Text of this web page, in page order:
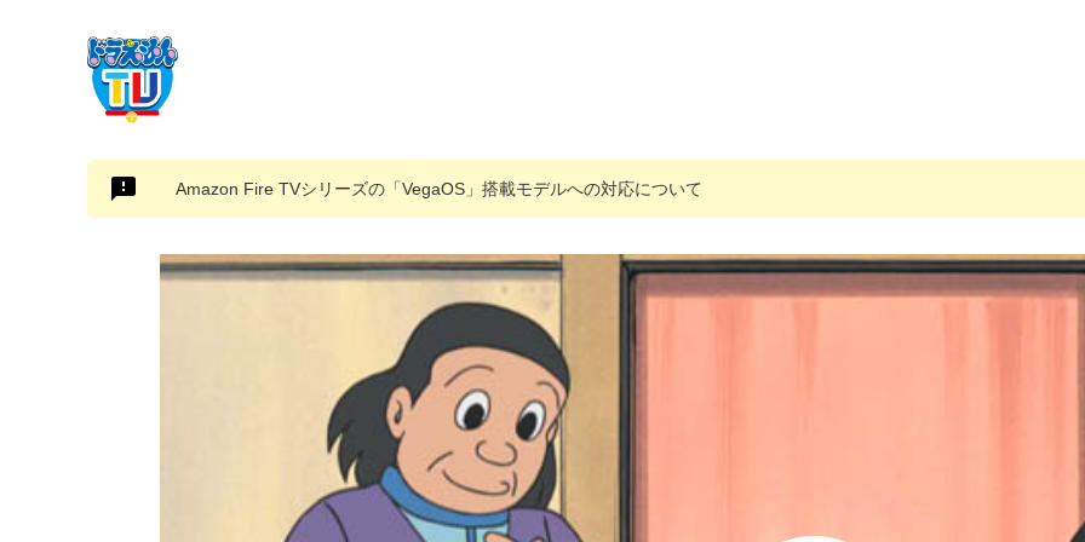
Amazon Fire TVシリーズの「VegaOS」搭載モデルへの対応について